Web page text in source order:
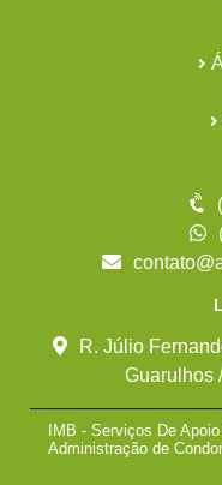
R. Júlio
Guarulhos
IMB - Serviços De
Administração de